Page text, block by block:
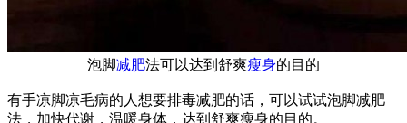
泡脚减肥法可以达到舒爽瘦身的目的
有手凉脚凉毛病的人想要排毒减肥的话，可以试试泡脚减肥
法，加快代谢，温暖身体，达到舒爽瘦身的目的。